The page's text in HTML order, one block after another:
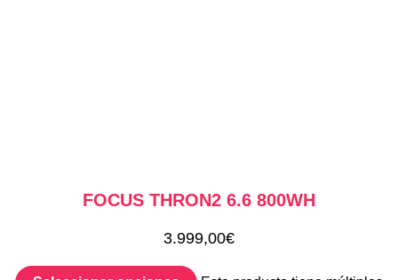
FOCUS THRON2 6.6 800WH
3.999,00€